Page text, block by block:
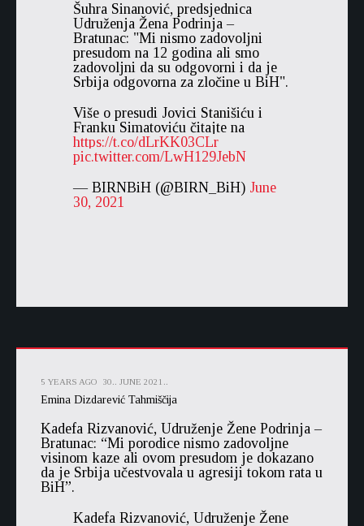
Šuhra Sinanović, predsjednica
Udruženja Žena Podrinja –
Bratunac: "Mi nismo zadovoljni
presudom na 12 godina ali smo
zadovoljni da su odgovorni i da je
Srbija odgovorna za zločine u BiH".
Više o presudi Jovici Stanišiću i
Franku Simatoviću čitajte na
https://t.co/dLrKK03CLr
pic.twitter.com/LwH129JebN
— BIRNBiH (@BIRN_BiH) June
30, 2021
5 YEARS AGO 30.. JUNE 2021..
Emina Dizdarević Tahmiščija
Kadefa Rizvanović, Udruženje Žene Podrinja –
Bratunac: “Mi porodice nismo zadovoljne
visinom kaze ali ovom presudom je dokazano
da je Srbija učestvovala u agresiji tokom rata u
BiH”.
Kadefa Rizvanović, Udruženje Žene